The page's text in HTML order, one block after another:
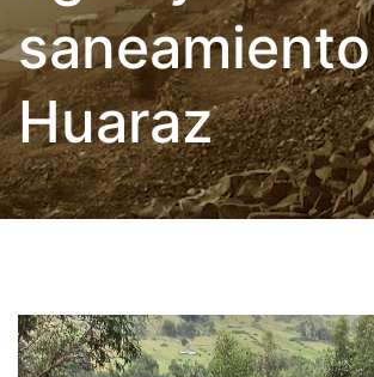
Huaraz